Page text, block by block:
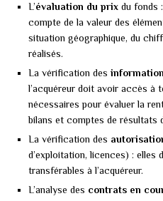
L’évaluation du prix du fonds
compte de la valeur des
situation géographique, du
réalisés.
La vérification des
l’acquéreur doit avoir accès à
nécessaires pour évaluer la
bilans et comptes de résultats
La vérification des
d’exploitation, licences) : elles
transférables à l’acquéreur.
L’analyse des contrats en